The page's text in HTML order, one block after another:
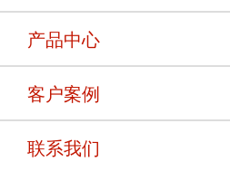
产品中心
客户案例
联系我们